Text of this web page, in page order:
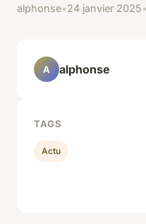
alphonse•24 janvier 2025•
A alphonse
TAGS
Actu